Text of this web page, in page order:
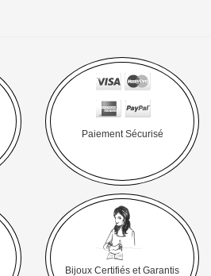
Paiement Sécurisé
Bijoux Certifiés et Garantis